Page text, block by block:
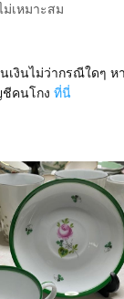
ม่เหมาะสม
เงินไม่ว่ากรณีใดๆ ห
คนโกง ที่นี่